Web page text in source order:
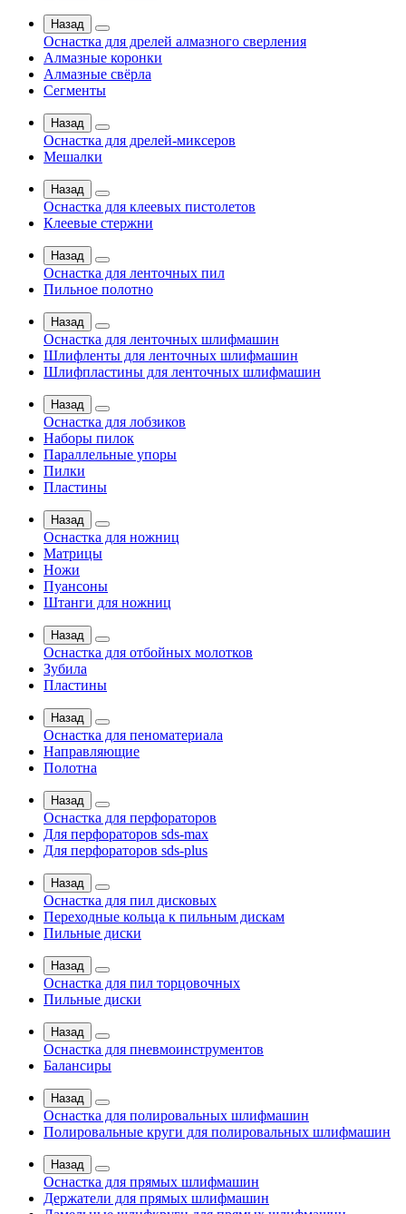
Назад
Оснастка для дрелей алмазного сверления
Алмазные коронки
Алмазные свёрла
Сегменты
Назад
Оснастка для дрелей-миксеров
Мешалки
Назад
Оснастка для клеевых пистолетов
Клеевые стержни
Назад
Оснастка для ленточных пил
Пильное полотно
Назад
Оснастка для ленточных шлифмашин
Шлифленты для ленточных шлифмашин
Шлифпластины для ленточных шлифмашин
Назад
Оснастка для лобзиков
Наборы пилок
Параллельные упоры
Пилки
Пластины
Назад
Оснастка для ножниц
Матрицы
Ножи
Пуансоны
Штанги для ножниц
Назад
Оснастка для отбойных молотков
Зубила
Пластины
Назад
Оснастка для пеноматериала
Направляющие
Полотна
Назад
Оснастка для перфораторов
Для перфораторов sds-max
Для перфораторов sds-plus
Назад
Оснастка для пил дисковых
Переходные кольца к пильным дискам
Пильные диски
Назад
Оснастка для пил торцовочных
Пильные диски
Назад
Оснастка для пневмоинструментов
Балансиры
Назад
Оснастка для полировальных шлифмашин
Полировальные круги для полировальных шлифмашин
Назад
Оснастка для прямых шлифмашин
Держатели для прямых шлифмашин